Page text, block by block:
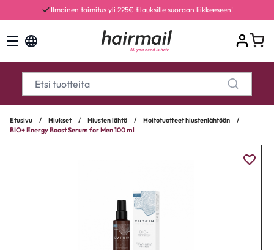
Ilmainen toimitus yli 225€ tilauksille suoraan liikkeeseen!
Etusivu / Hiukset / Hiusten lähtö / Hoitotuotteet hiustenlähtöön
/
BIO+ Energy Boost Serum for Men 100 ml